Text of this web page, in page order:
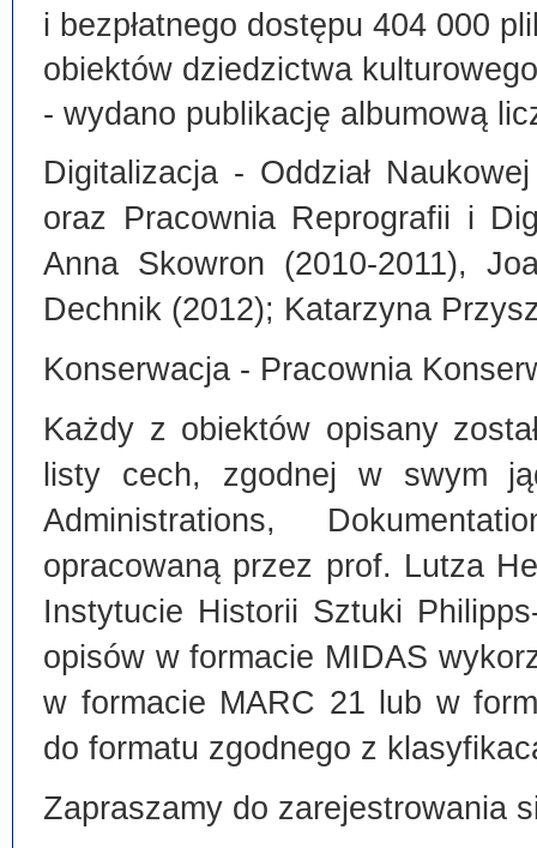
i bezpłatnego dostępu 404 000
obiektów dziedzictwa kulturowego
- wydano publikację albumową
Digitalizacja - Oddział
oraz Pracownia Reprografii i
Anna Skowron (2010-2011),
Dechnik (2012); Katarzyna
Konserwacja - Pracownia
Każdy z obiektów opisany
listy cech, zgodnej w swym
Administrations,
opracowaną przez prof. Lutza
Instytucie Historii Sztuki
opisów w formacie MIDAS
w formacie MARC 21 lub w
do formatu zgodnego z
Zapraszamy do zarejestrowania